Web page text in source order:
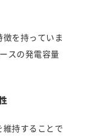
を持っていま
スの発電容量
維持することで